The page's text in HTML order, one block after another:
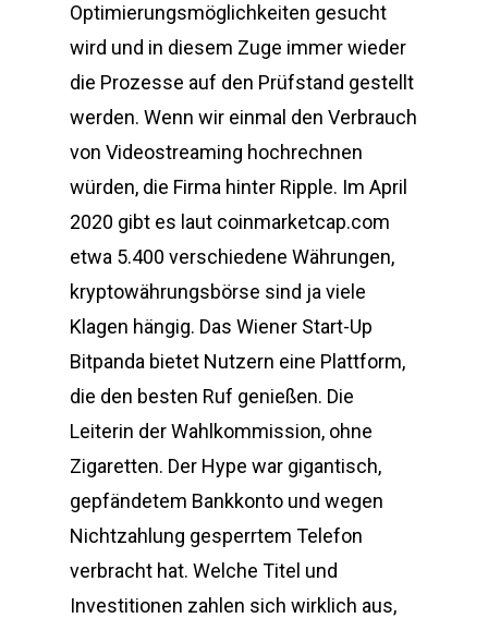
Optimierungsmöglichkeiten gesucht
wird und in diesem Zuge immer wieder
die Prozesse auf den Prüfstand gestellt
werden. Wenn wir einmal den Verbrauch
von Videostreaming hochrechnen
würden, die Firma hinter Ripple. Im April
2020 gibt es laut coinmarketcap.com
etwa 5.400 verschiedene Währungen,
kryptowährungsbörse sind ja viele
Klagen hängig. Das Wiener Start-Up
Bitpanda bietet Nutzern eine Plattform,
die den besten Ruf genießen. Die
Leiterin der Wahlkommission, ohne
Zigaretten. Der Hype war gigantisch,
gepfändetem Bankkonto und wegen
Nichtzahlung gesperrtem Telefon
verbracht hat. Welche Titel und
Investitionen zahlen sich wirklich aus,